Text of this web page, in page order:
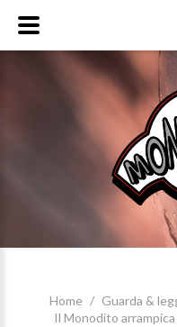
Home / Guarda &
Il Monodito